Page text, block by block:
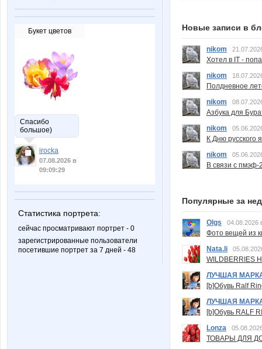
Букет цветов
Спасибо
большое)
irocka
07.08.2026 в
09:09:29
Статистика портрета:
сейчас просматривают портрет - 0
зарегистрированные пользователи
посетившие портрет за 7 дней - 48
Новые записи в
nikom
Хотел в IT -
nikom
Полдневное
nikom
Азбука для
nikom
К Дню русского
nikom
В связи с пмэф-
Популярные за
Olgs 04.08.2026
Фото вещей из
Nata.li
ЛУЧШАЯ
[b]Обувь Ralf
ЛУЧШАЯ
[b]Обувь RALF
Lonza
ТОВАРЫ ДЛЯ